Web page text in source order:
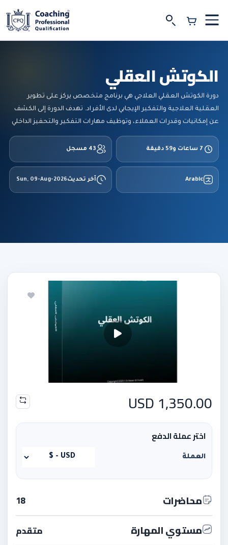
الكوتش العقلي
دورة الكوتش العقلي العلاجي هي برنامج متخصص يركز على تطوير
العقلية العلاجية والتفكير الإيجابي لدى الأفراد. تهدف الدورة إلى الكشف
عن إمكانيات وقدرات العملاء، وتوظيف مهارات التفكير والتحفيز الداخلي
لتغيير السلوك والتعامل مع التحديات العقلية والعاطفية.
7 ساعات و59 دقيقة 43 مسجل
Arabic آخر تحديثSun, 09-Aug-2026
1,350.00 USD
اختر عملة الدفع
العملة
محاضرات 18
مستوي المهارة متقدم